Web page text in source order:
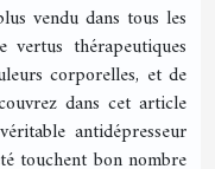
vendu dans tous les
thérapeutiques
corporelles, et de
dans cet article
antidépresseur
touchent bon nombre